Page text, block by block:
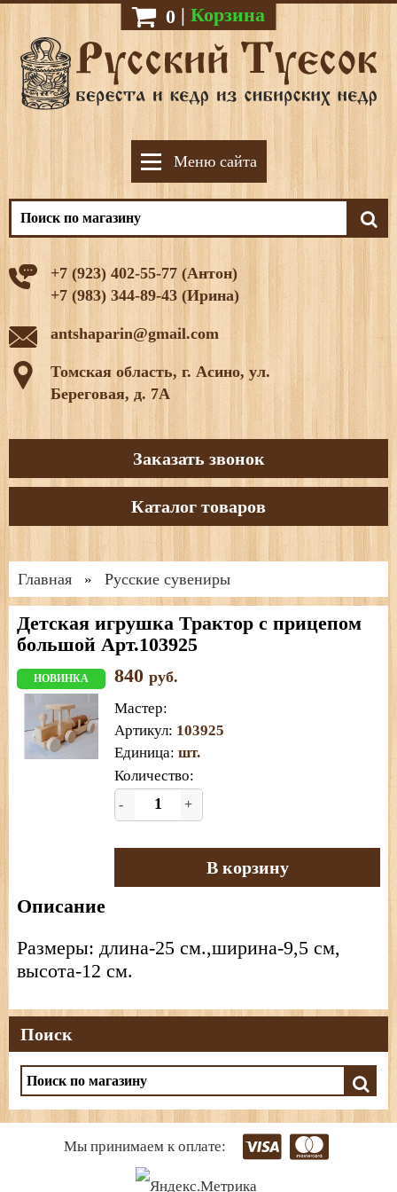
0 | Корзина
Меню сайта
+7 (923) 402-55-77 (Антон)
+7 (983) 344-89-43 (Ирина)
antshaparin@gmail.com
Томская область, г. Асино, ул.
Береговая, д. 7А
Заказать звонок
Каталог товаров
Главная » Русские сувениры
Детская игрушка Трактор с прицепом
большой Арт.103925
НОВИНКА 840 руб.
Мастер:
Артикул: 103925
Единица: шт.
Количество:
- +
В корзину
Описание
Размеры: длина-25 см.,ширина-9,5 см,
высота-12 см.
Поиск
Мы принимаем к оплате: